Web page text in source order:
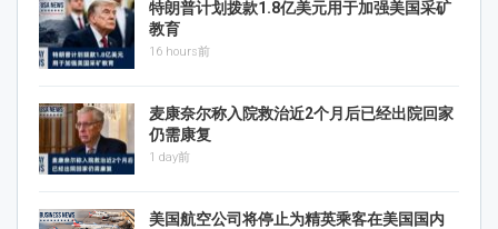
特朗普计划拨款1.8亿美元用于加强美国采矿
教育
16 hours前
麦康奈尔称入院救治近2个月后已经出院回家
仍需康复
1 day前
美国航空公司将停止为精英乘客在美国国内